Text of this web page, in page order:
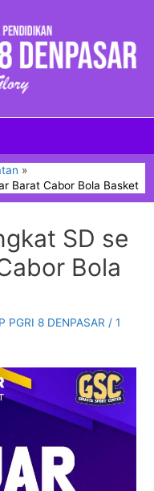
Barat Cabor Bola Basket
SD se
Bola
PGRI 8 DENPASAR / 1